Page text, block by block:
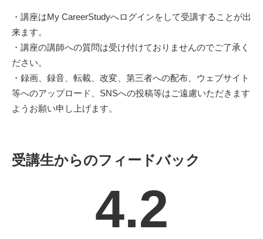
・講座はMy CareerStudyへログインをして受講することが出
来ます。
・講座の講師への質問は受け付けておりませんのでご了承く
ださい。
・録画、録音、転載、改変、第三者への配布、ウェブサイト
等へのアップロード、SNSへの投稿等はご遠慮いただきます
ようお願い申し上げます。
受講生からのフィードバック
4.2